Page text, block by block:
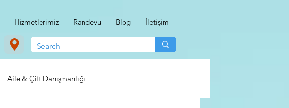
Hizmetlerimiz Randevu Blog İletişim
Aile & Çift Danışmanlığı